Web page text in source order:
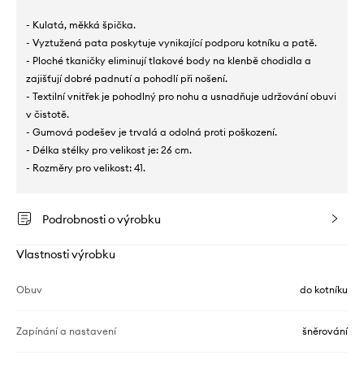
- Kulatá, měkká špička.
- Vyztužená pata poskytuje vynikající podporu kotníku a patě.
- Ploché tkaničky eliminují tlakové body na klenbě chodidla a
zajišťují dobré padnutí a pohodlí při nošení.
- Textilní vnitřek je pohodlný pro nohu a usnadňuje udržování obuvi
v čistotě.
- Gumová podešev je trvalá a odolná proti poškození.
- Délka stélky pro velikost je: 26 cm.
- Rozměry pro velikost: 41.
Podrobnosti o výrobku
Vlastnosti výrobku
Obuv do kotníku
Zapínání a nastavení šněrování